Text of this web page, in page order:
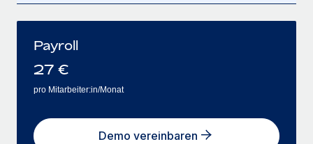
Payroll
27 €
pro Mitarbeiter:in/Monat
Demo vereinbaren